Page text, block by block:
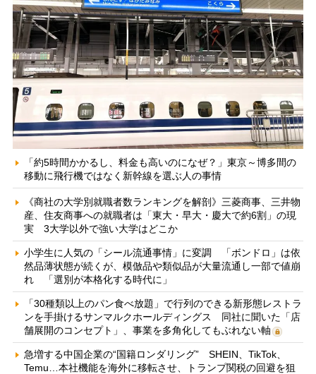
「約5時間かかるし、料金も高いのになぜ？」東京～博多間の
移動に飛行機ではなく新幹線を選ぶ人の事情
《商社の大学別就職者数ランキングを解剖》三菱商事、三井物
産、住友商事への就職者は「東大・早大・慶大で約6割」の現
実 3大学以外で強い大学はどこか
小学生に人気の「シール流通事情」に変調 「ボンドロ」は依
然品薄状態が続くが、模倣品や類似品が大量流通し一部で値崩
れ 「選別が本格化する時代に」
「30種類以上のパン食べ放題」で行列のできる新形態レストラ
ンを手掛けるサンマルクホールディングス 同社に聞いた「店
舗展開のコンセプト」、事業を多角化してもぶれない軸
急増する中国企業の“国籍ロンダリング” SHEIN、TikTok、
Temu…本社機能を海外に移転させ、トランプ関税の回避を狙